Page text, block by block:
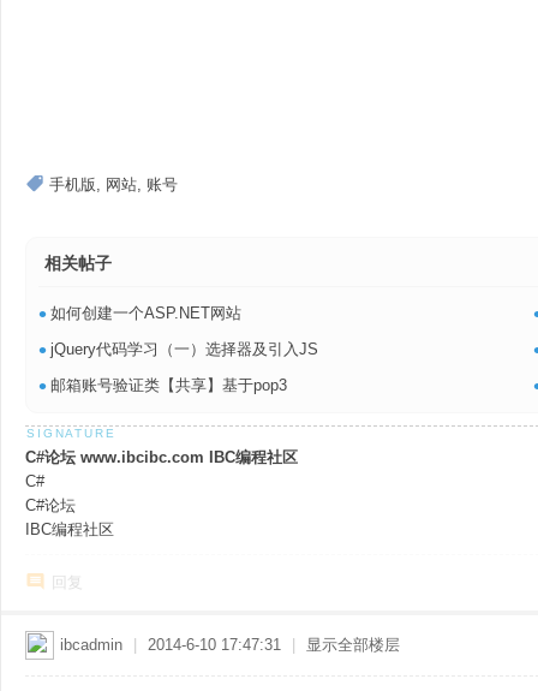
手机版, 网站, 账号
相关帖子
• 如何创建一个ASP.NET网站
• jQuery代码学习（一）选择器及引入JS
• 邮箱账号验证类【共享】基于pop3
C#论坛 www.ibcibc.com IBC编程社区
C#
C#论坛
IBC编程社区
回复
ibcadmin 2014-6-10 17:47:31 显示全部楼层